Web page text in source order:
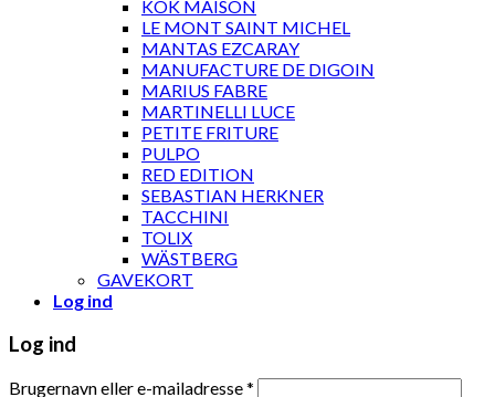
KOK MAISON
LE MONT SAINT MICHEL
MANTAS EZCARAY
MANUFACTURE DE DIGOIN
MARIUS FABRE
MARTINELLI LUCE
PETITE FRITURE
PULPO
RED EDITION
SEBASTIAN HERKNER
TACCHINI
TOLIX
WÄSTBERG
GAVEKORT
Log ind
Log ind
Brugernavn eller e-mailadresse*